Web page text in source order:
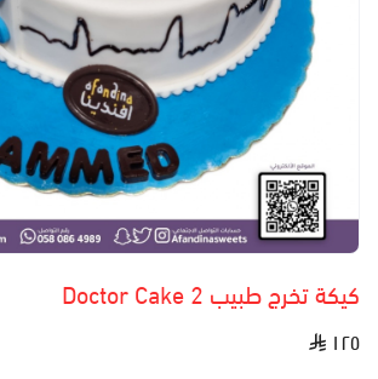
كيكة تخرج طبيب 2 Doctor Cake
١٢٥